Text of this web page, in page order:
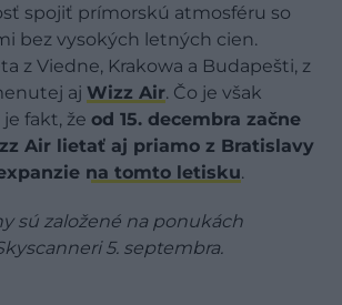
spojiť prímorskú atmosféru so
bez vysokých letných cien.
z Viedne, Krakowa a Budapešti, z
aj Wizz Air. Čo je však
fakt, že od 15. decembra začne
Air lietať aj priamo z Bratislavy
na tomto letisku.
sú založené na ponukách
5. septembra.